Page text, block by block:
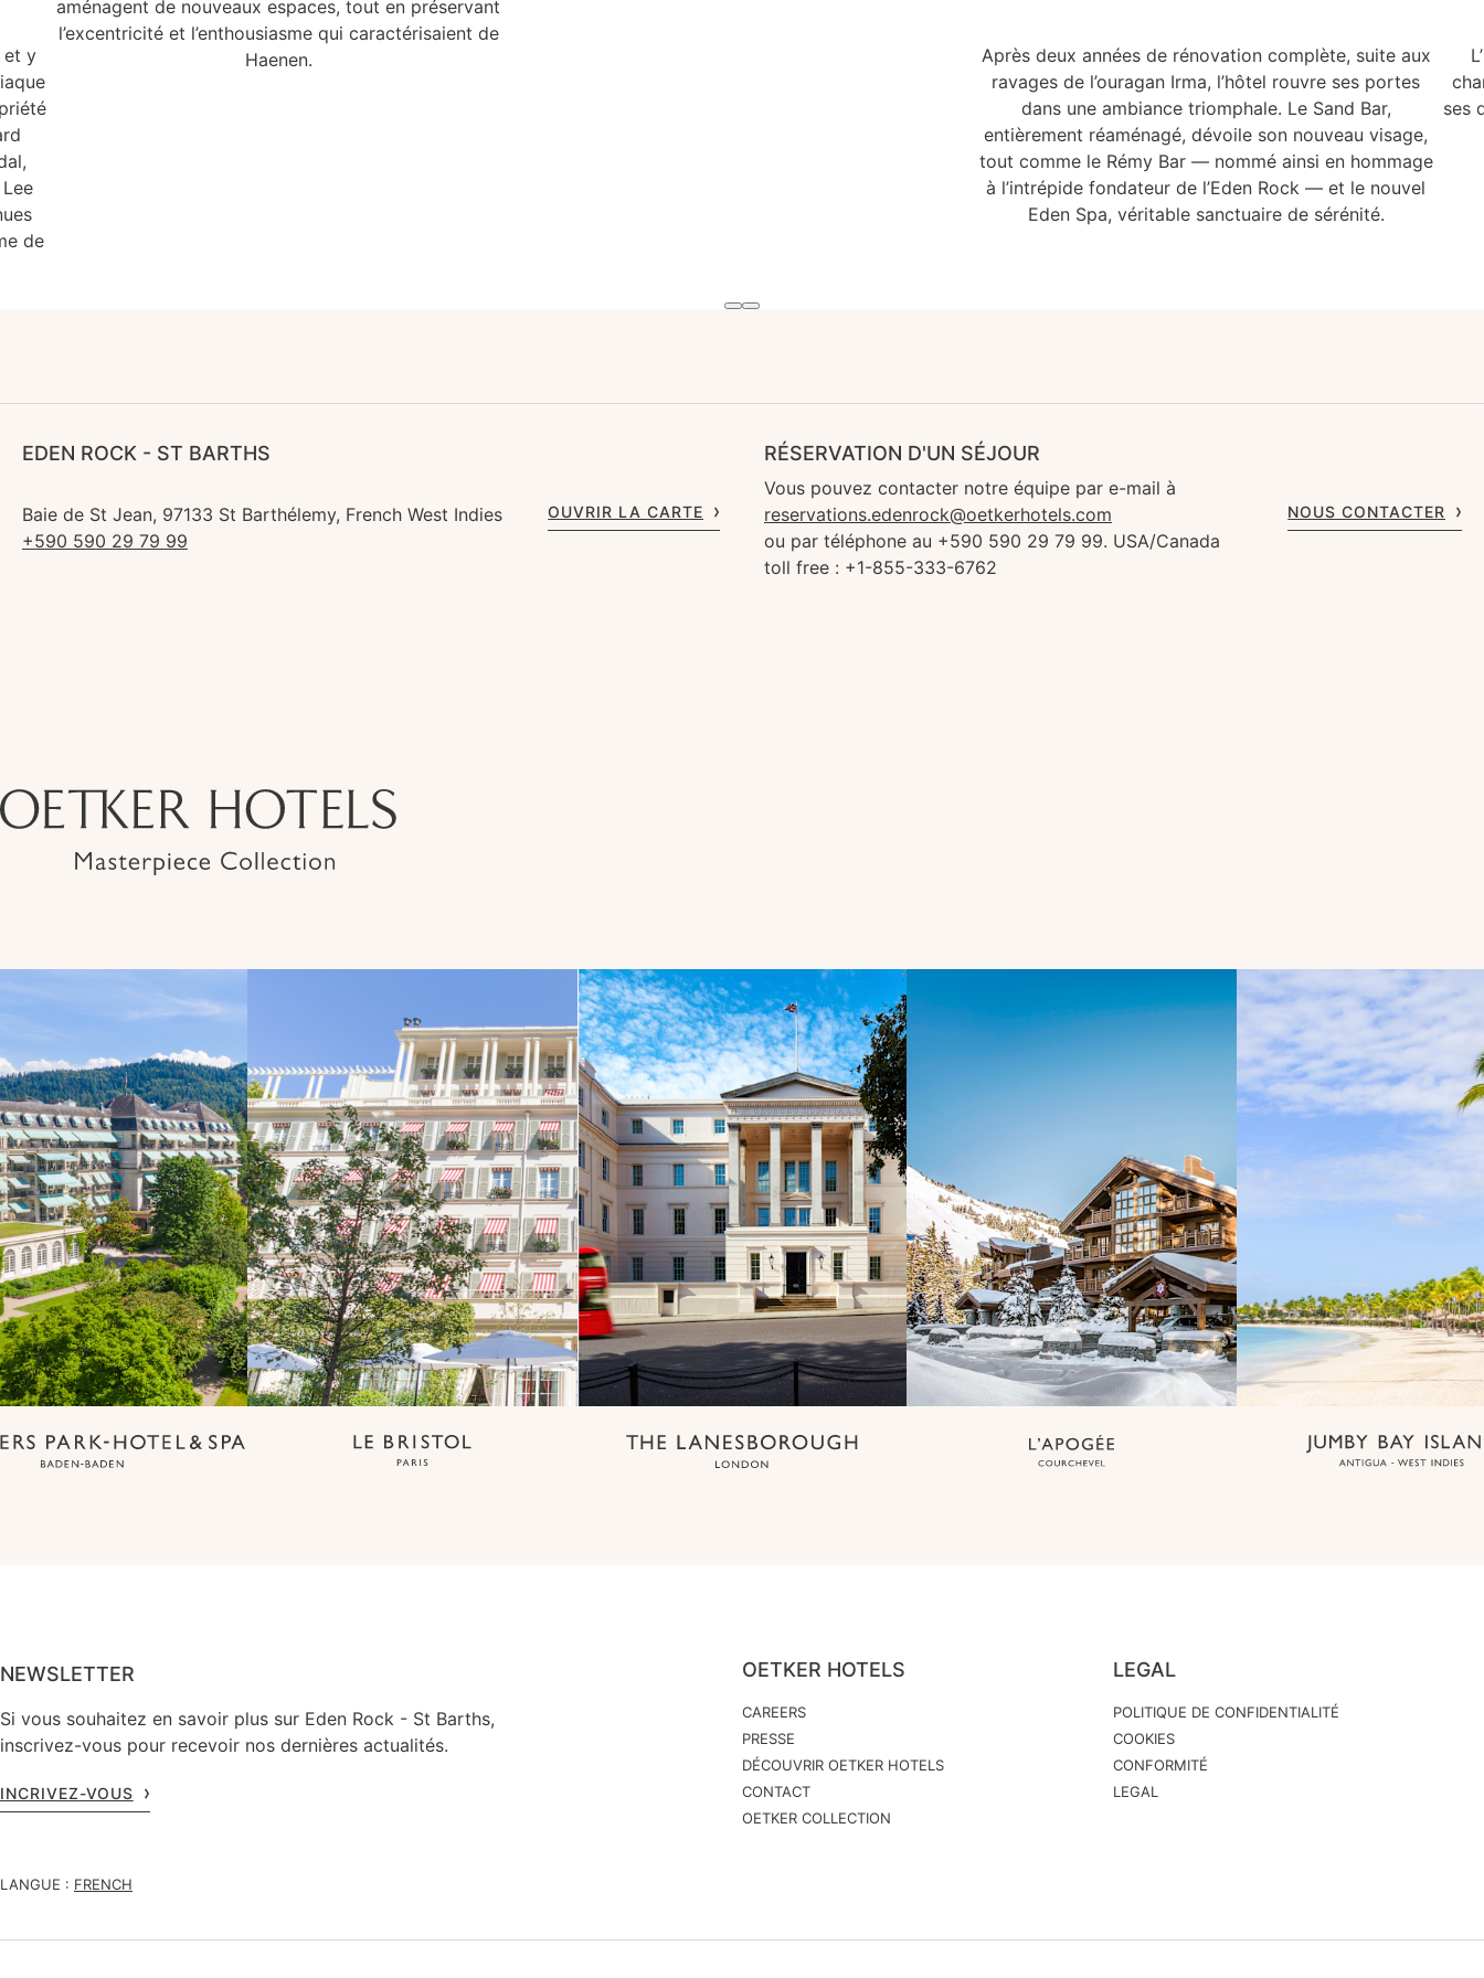
et y
de
aménagent de nouveaux espaces, tout en préservant
l’excentricité et l’enthousiasme qui caractérisaient de
Haenen.
Après deux années de rénovation complète, suite aux
ravages de l’ouragan Irma, l’hôtel rouvre ses portes
dans une ambiance triomphale. Le Sand Bar,
entièrement réaménagé, dévoile son nouveau visage,
tout comme le Rémy Bar — nommé ainsi en hommage
à l’intrépide fondateur de l’Eden Rock — et le nouvel
Eden Spa, véritable sanctuaire de sérénité.
ses
EDEN ROCK - ST BARTHS
Baie de St Jean, 97133 St Barthélemy, French West Indies
+590 590 29 79 99
OUVRIR LA CARTE
RÉSERVATION D'UN SÉJOUR
Vous pouvez contacter notre équipe par e-mail à
reservations.edenrock@oetkerhotels.com
ou par téléphone au +590 590 29 79 99. USA/Canada
toll free : +1-855-333-6762
NOUS CONTACTER
NEWSLETTER
Si vous souhaitez en savoir plus sur Eden Rock - St Barths,
inscrivez-vous pour recevoir nos dernières actualités.
INCRIVEZ-VOUS
OETKER HOTELS
CAREERS
PRESSE
DÉCOUVRIR OETKER HOTELS
CONTACT
OETKER COLLECTION
LEGAL
POLITIQUE DE CONFIDENTIALITÉ
COOKIES
CONFORMITÉ
LEGAL
LANGUE : FRENCH